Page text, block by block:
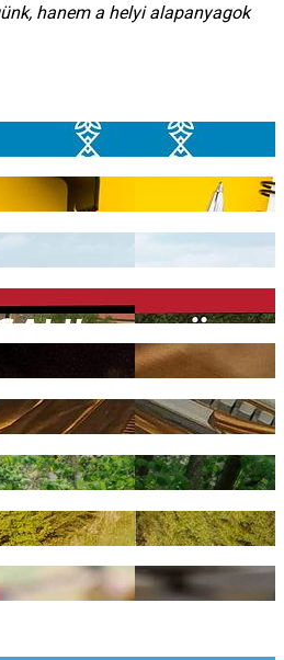
hanem a helyi alapanyagok